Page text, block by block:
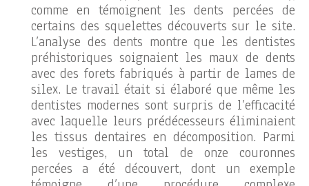
comme en témoignent les dents percées de
certains des squelettes découverts sur le site.
L’analyse des dents montre que les dentistes
préhistoriques soignaient les maux de dents
avec des forets fabriqués à partir de lames de
silex. Le travail était si élaboré que même les
dentistes modernes sont surpris de l’efficacité
avec laquelle leurs prédécesseurs éliminaient
les tissus dentaires en décomposition. Parmi
les vestiges, un total de onze couronnes
percées a été découvert, dont un exemple